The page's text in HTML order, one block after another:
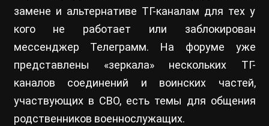
замене и альтернативе ТГ-каналам для тех у
кого не работает или заблокирован
мессенджер Телеграмм. На форуме уже
представлены «зеркала» нескольких ТГ-
каналов соединений и воинских частей,
участвующих в СВО, есть темы для общения
родственников военнослужащих.